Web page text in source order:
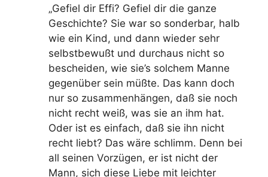
„Gefiel dir Effi? Gefiel dir die ganze
Geschichte? Sie war so sonderbar, halb
wie ein Kind, und dann wieder sehr
selbstbewußt und durchaus nicht so
bescheiden, wie sie’s solchem Manne
gegenüber sein müßte. Das kann doch
nur so zusammenhängen, daß sie noch
nicht recht weiß, was sie an ihm hat.
Oder ist es einfach, daß sie ihn nicht
recht liebt? Das wäre schlimm. Denn bei
all seinen Vorzügen, er ist nicht der
Mann, sich diese Liebe mit leichter